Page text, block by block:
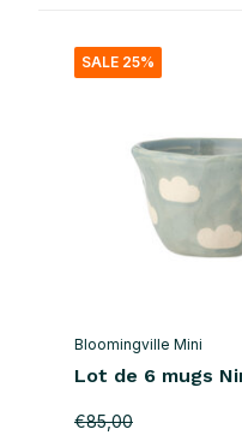
SALE 25%
Bloomingville Mini
Lot de 6 mugs
€85,00